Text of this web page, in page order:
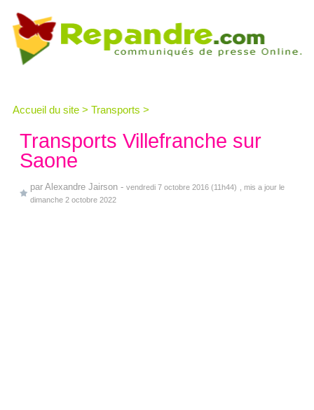
Accueil du site > Transports >
Transports Villefranche sur
Saone
par Alexandre Jairson - vendredi 7 octobre 2016 (11h44)
, mis a jour le
dimanche 2 octobre 2022